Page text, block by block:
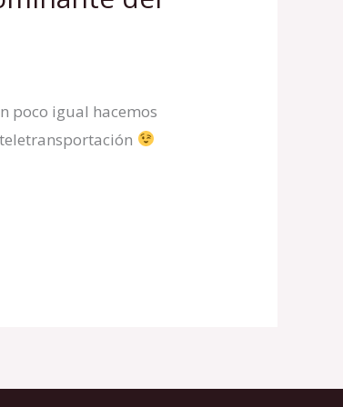
poco igual hacemos